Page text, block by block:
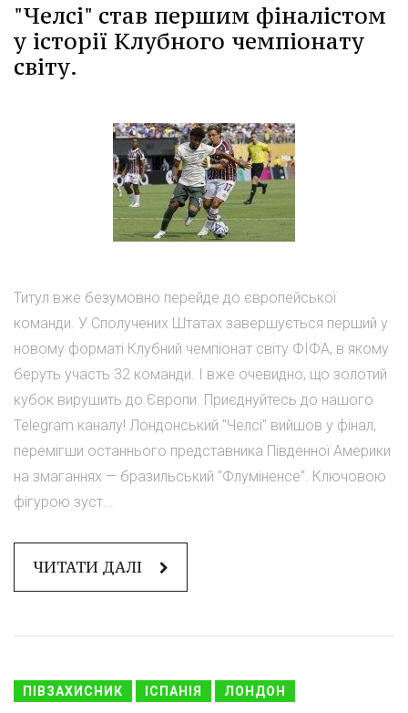
"Челсі" став першим фіналістом
у історії Клубного чемпіонату
світу.
Титул вже безумовно перейде до європейської
команди. У Сполучених Штатах завершується перший у
новому форматі Клубний чемпіонат світу ФІФА, в якому
беруть участь 32 команди. І вже очевидно, що золотий
кубок вирушить до Європи. Приєднуйтесь до нашого
Telegram каналу! Лондонський "Челсі" вийшов у фінал,
перемігши останнього представника Південної Америки
на змаганнях — бразильський "Флуміненсе". Ключовою
фігурою зуст...
ЧИТАТИ ДАЛІ
ПІВЗАХИСНИК ІСПАНІЯ ЛОНДОН